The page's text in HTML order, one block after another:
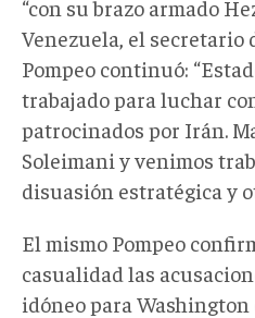
“con su brazo armado
Venezuela, el secretario
Pompeo continuó:
trabajado para luchar
patrocinados por Irán.
Soleimani y venimos
disuasión estratégica y
El mismo Pompeo
casualidad las
idóneo para